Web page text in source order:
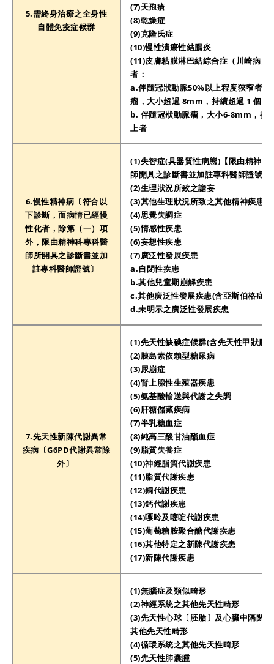
5.需終身治療之全身性
自體免疫症候群
(7)天孢瘡
(8)乾燥症
(9)克隆氏症
(10)慢性潰瘍性結腸炎
(11)皮膚粘膜淋巴結綜合症（川崎病）
者：
a.伴隨冠狀動脈50%以上程度狹窄者或
瘤，大小超過 8mm，持續超過 1 個月
b. 伴隨冠狀動脈瘤，大小6-8mm，持
上者
6.慢性精神病〔符合以
下診斷，而病情已經慢
性化者，除第（一）項
外，限由精神科專科醫
師所開具之診斷書並加
註專科醫師證號〕
(1)失智症(具器質性病態)【限由精神科
師開具之診斷書並加註專科醫師證號】
(2)生理狀況所致之譫妄
(3)其他生理狀況所致之其他精神疾患
(4)思覺失調症
(5)情感性疾患
(6)妄想性疾患
(7)廣泛性發展疾患
a.自閉性疾患
b.其他兒童期崩解疾患
c.其他廣泛性發展疾患(含亞斯伯格症
d.未明示之廣泛性發展疾患
7.先天性新陳代謝異常
疾病〔G6PD代謝異常除
外〕
(1)先天性缺碘症候群(含先天性甲狀腺
(2)胰島素依賴型糖尿病
(3)尿崩症
(4)腎上腺性生殖器疾患
(5)氨基酸輸送與代謝之失調
(6)肝糖儲藏疾病
(7)半乳糖血症
(8)純高三酸甘油酯血症
(9)脂質失養症
(10)神經脂質代謝疾患
(11)脂質代謝疾患
(12)銅代謝疾患
(13)鈣代謝疾患
(14)嘌呤及嘧啶代謝疾患
(15)葡萄糖胺聚合醣代謝疾患
(16)其他特定之新陳代謝疾患
(17)新陳代謝疾患
(1)無腦症及類似畸形
(2)神經系統之其他先天性畸形
(3)先天性心球〔胚胎〕及心臟中隔閉
其他先天性畸形
(4)循環系統之其他先天性畸形
(5)先天性肺囊腫